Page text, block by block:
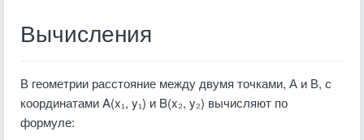
Вычисления
В геометрии расстояние между двумя точками, А и В, с
координатами A(x₁, y₁) и B(x₂, y₂) вычисляют по
формуле: